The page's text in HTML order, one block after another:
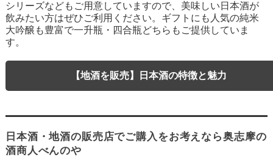
シリーズなどもご用意していますので、美味しい日本酒が
飲みたい方はぜひご利用ください。ギフトにも人気の純米
大吟醸も豊富で一升瓶・四合瓶どちらもご提供していま
す。
【地酒を販売】日本酒の特徴と魅力
日本酒・地酒の販売店でご購入をお考えなら奥志摩の
酒商人べんのや